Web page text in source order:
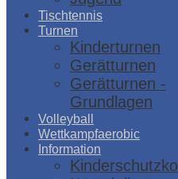
Tischtennis
Turnen
Kinderturnen
Gerätturnen
Gerätturnen -
Grundlagen
Volleyball
Wettkampfaerobic
Information